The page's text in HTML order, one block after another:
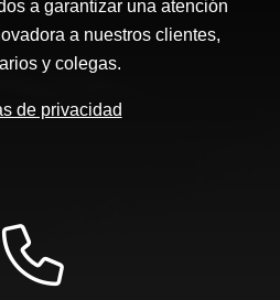
a garantizar una atención
a nuestros clientes,
y colegas.
de privacidad